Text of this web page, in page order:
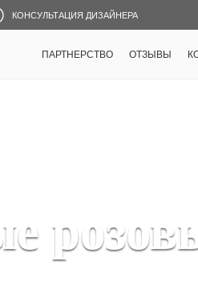
КОНСУЛЬТАЦИЯ ДИЗАЙНЕРА
ПАРТНЕРСТВО ОТЗЫВЫ